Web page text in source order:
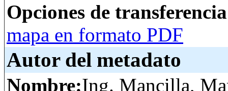
Opciones de
mapa en formato PDF
Autor del metadato
Nombre:Ing. Mancilla,